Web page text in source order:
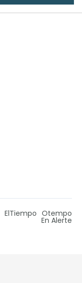
ElTiempo Otempo
En Alerte